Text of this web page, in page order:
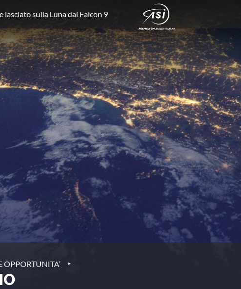
OPPORTUNITA’ ‣